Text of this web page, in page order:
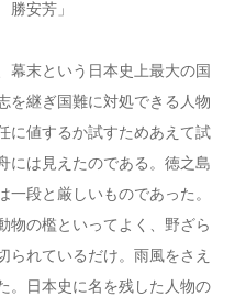
芳」
幕末という日本史上最大の国
を継ぎ国難に対処できる人物
に値するか試すためあえて試
には見えたのである。徳之島
段と厳しいものであった。
物の檻といってよく、野ざら
られているだけ。雨風をさえ
。日本史に名を残した人物の